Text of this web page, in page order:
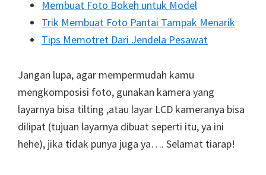
Membuat Foto Bokeh untuk Model
Trik Membuat Foto Pantai Tampak Menarik
Tips Memotret Dari Jendela Pesawat
Jangan lupa, agar mempermudah kamu
mengkomposisi foto, gunakan kamera yang
layarnya bisa tilting ,atau layar LCD kameranya bisa
dilipat (tujuan layarnya dibuat seperti itu, ya ini
hehe), jika tidak punya juga ya…. Selamat tiarap!